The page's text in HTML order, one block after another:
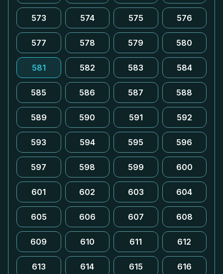
573 574 575 576
577 578 579 580
581 582 583 584
585 586 587 588
589 590 591 592
593 594 595 596
597 598 599 600
601 602 603 604
605 606 607 608
609 610 611 612
613 614 615 616